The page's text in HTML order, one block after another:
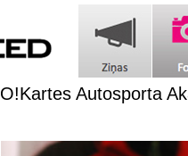
O!Kartes Autosporta